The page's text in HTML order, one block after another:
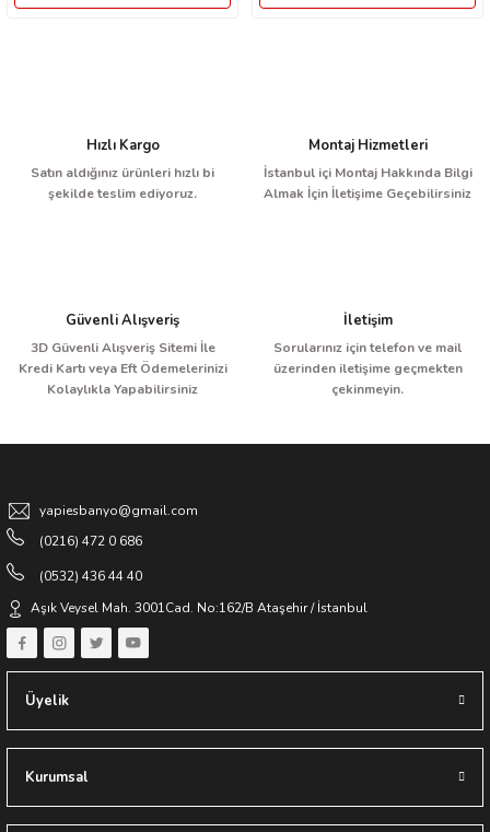
Hızlı Kargo
Satın aldığınız ürünleri hızlı bi
şekilde teslim ediyoruz.
Montaj Hizmetleri
İstanbul içi Montaj Hakkında Bilgi
Almak İçin İletişime Geçebilirsiniz
Güvenli Alışveriş
3D Güvenli Alışveriş Sitemi İle
Kredi Kartı veya Eft Ödemelerinizi
Kolaylıkla Yapabilirsiniz
İletişim
Sorularınız için telefon ve mail
üzerinden iletişime geçmekten
çekinmeyin.
yapiesbanyo@gmail.com
(0216) 472 0 686
(0532) 436 44 40
Aşık Veysel Mah. 3001Cad. No:162/B Ataşehir / İstanbul
Üyelik
Kurumsal